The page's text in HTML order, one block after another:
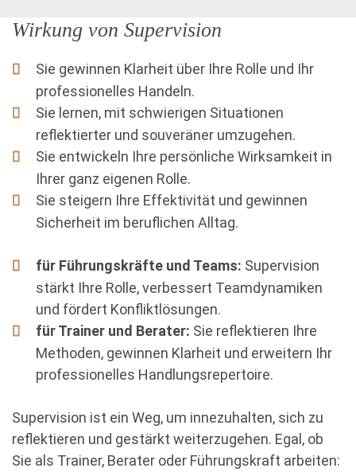
Wirkung von Supervision
Sie gewinnen Klarheit über Ihre Rolle und Ihr
professionelles Handeln.
Sie lernen, mit schwierigen Situationen
reflektierter und souveräner umzugehen.
Sie entwickeln Ihre persönliche Wirksamkeit in
Ihrer ganz eigenen Rolle.
Sie steigern Ihre Effektivität und gewinnen
Sicherheit im beruflichen Alltag.
für Führungskräfte und Teams: Supervision
stärkt Ihre Rolle, verbessert Teamdynamiken
und fördert Konfliktlösungen.
für Trainer und Berater: Sie reflektieren Ihre
Methoden, gewinnen Klarheit und erweitern Ihr
professionelles Handlungsrepertoire.
Supervision ist ein Weg, um innezuhalten, sich zu
reflektieren und gestärkt weiterzugehen. Egal, ob
Sie als Trainer, Berater oder Führungskraft arbeiten: